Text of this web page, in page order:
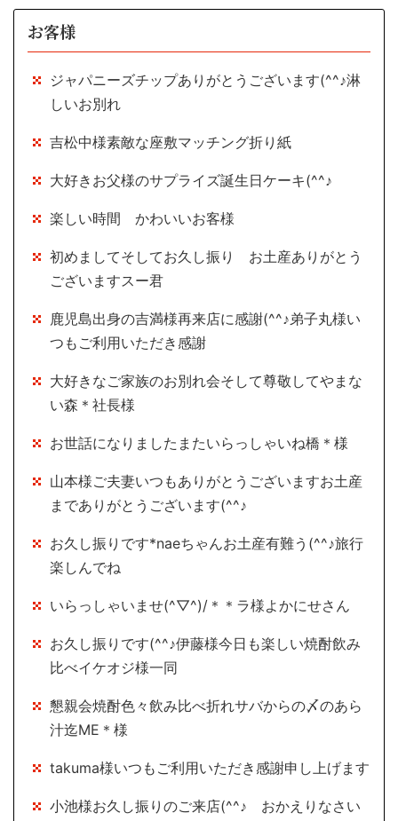
お客様
ジャパニーズチップありがとうございます(^^♪淋
しいお別れ
吉松中様素敵な座敷マッチング折り紙
大好きお父様のサプライズ誕生日ケーキ(^^♪
楽しい時間 かわいいお客様
初めましてそしてお久し振り お土産ありがとう
ございますスー君
鹿児島出身の吉満様再来店に感謝(^^♪弟子丸様い
つもご利用いただき感謝
大好きなご家族のお別れ会そして尊敬してやまな
い森＊社長様
お世話になりましたまたいらっしゃいね橋＊様
山本様ご夫妻いつもありがとうございますお土産
までありがとうございます(^^♪
お久し振りです*naeちゃんお土産有難う(^^♪旅行
楽しんでね
いらっしゃいませ(^▽^)/＊＊ラ様よかにせさん
お久し振りです(^^♪伊藤様今日も楽しい焼酎飲み
比べイケオジ様一同
懇親会焼酎色々飲み比べ折れサバからの〆のあら
汁迄ME＊様
takuma様いつもご利用いただき感謝申し上げます
小池様お久し振りのご来店(^^♪ おかえりなさい